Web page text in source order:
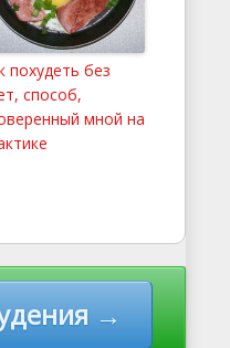
похудеть без
способ,
мной на
→